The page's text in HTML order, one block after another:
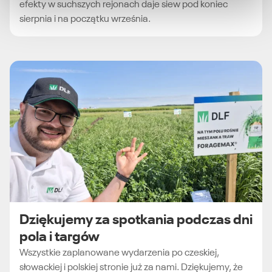
efekty w suchszych rejonach daje siew pod koniec
sierpnia i na początku września.
Dziękujemy za spotkania podczas dni
pola i targów
Wszystkie zaplanowane wydarzenia po czeskiej,
słowackiej i polskiej stronie już za nami. Dziękujemy, że